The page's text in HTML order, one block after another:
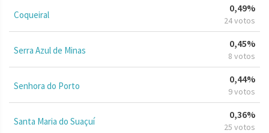
Coqueiral
0,49%
24 votos
Serra Azul de Minas
0,45%
8 votos
Senhora do Porto
0,44%
9 votos
Santa Maria do Suaçuí
0,36%
25 votos